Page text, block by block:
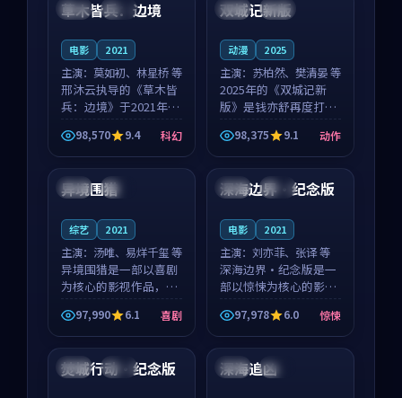
制，让整部影片在悬
角色，戚南柯的叙事
泰国 独播
草木皆兵：边境
电影 2021
主演： 莫如初、林星桥 等
邢沐云执导的《草木皆
兵：边境》于2021年面
世，泰国的城市气质与
校园青春的人物心境共
同构筑了影片基调。莫
如初、林星桥用细腻的
表演撑起整部科幻电
98,570 9.4 科幻
中国 独播
双城记新版
动漫 2025
主演： 苏柏然、樊清晏 等
2025年的《双城记新
版》是钱亦舒再度打磨
的动作佳作。中国大陆
的取景与沙漠探险的氛
围相互成就，苏柏然与
樊清晏的对手戏自然克
制，让整部影片在悬念
98,375 9.1 动作
泰国 院线
异境围猎
综艺 2021
主演： 汤唯、易烊千玺 等
异境围猎是一部以喜剧
为核心的影视作品，围
绕危机、反转与人物成
长展开，整体节奏紧
凑，值得推荐观看。
97,990 6.1 喜剧
日本 独播
深海边界·纪念版
电影 2021
主演： 刘亦菲、张译 等
深海边界·纪念版是一
部以惊悚为核心的影视
作品，围绕危机、反转
与人物成长展开，整体
节奏紧凑，值得推荐观
看。
97,978 6.0 惊悚
韩国 院线
焚城行动·纪念版 中国 高分
深海追凶